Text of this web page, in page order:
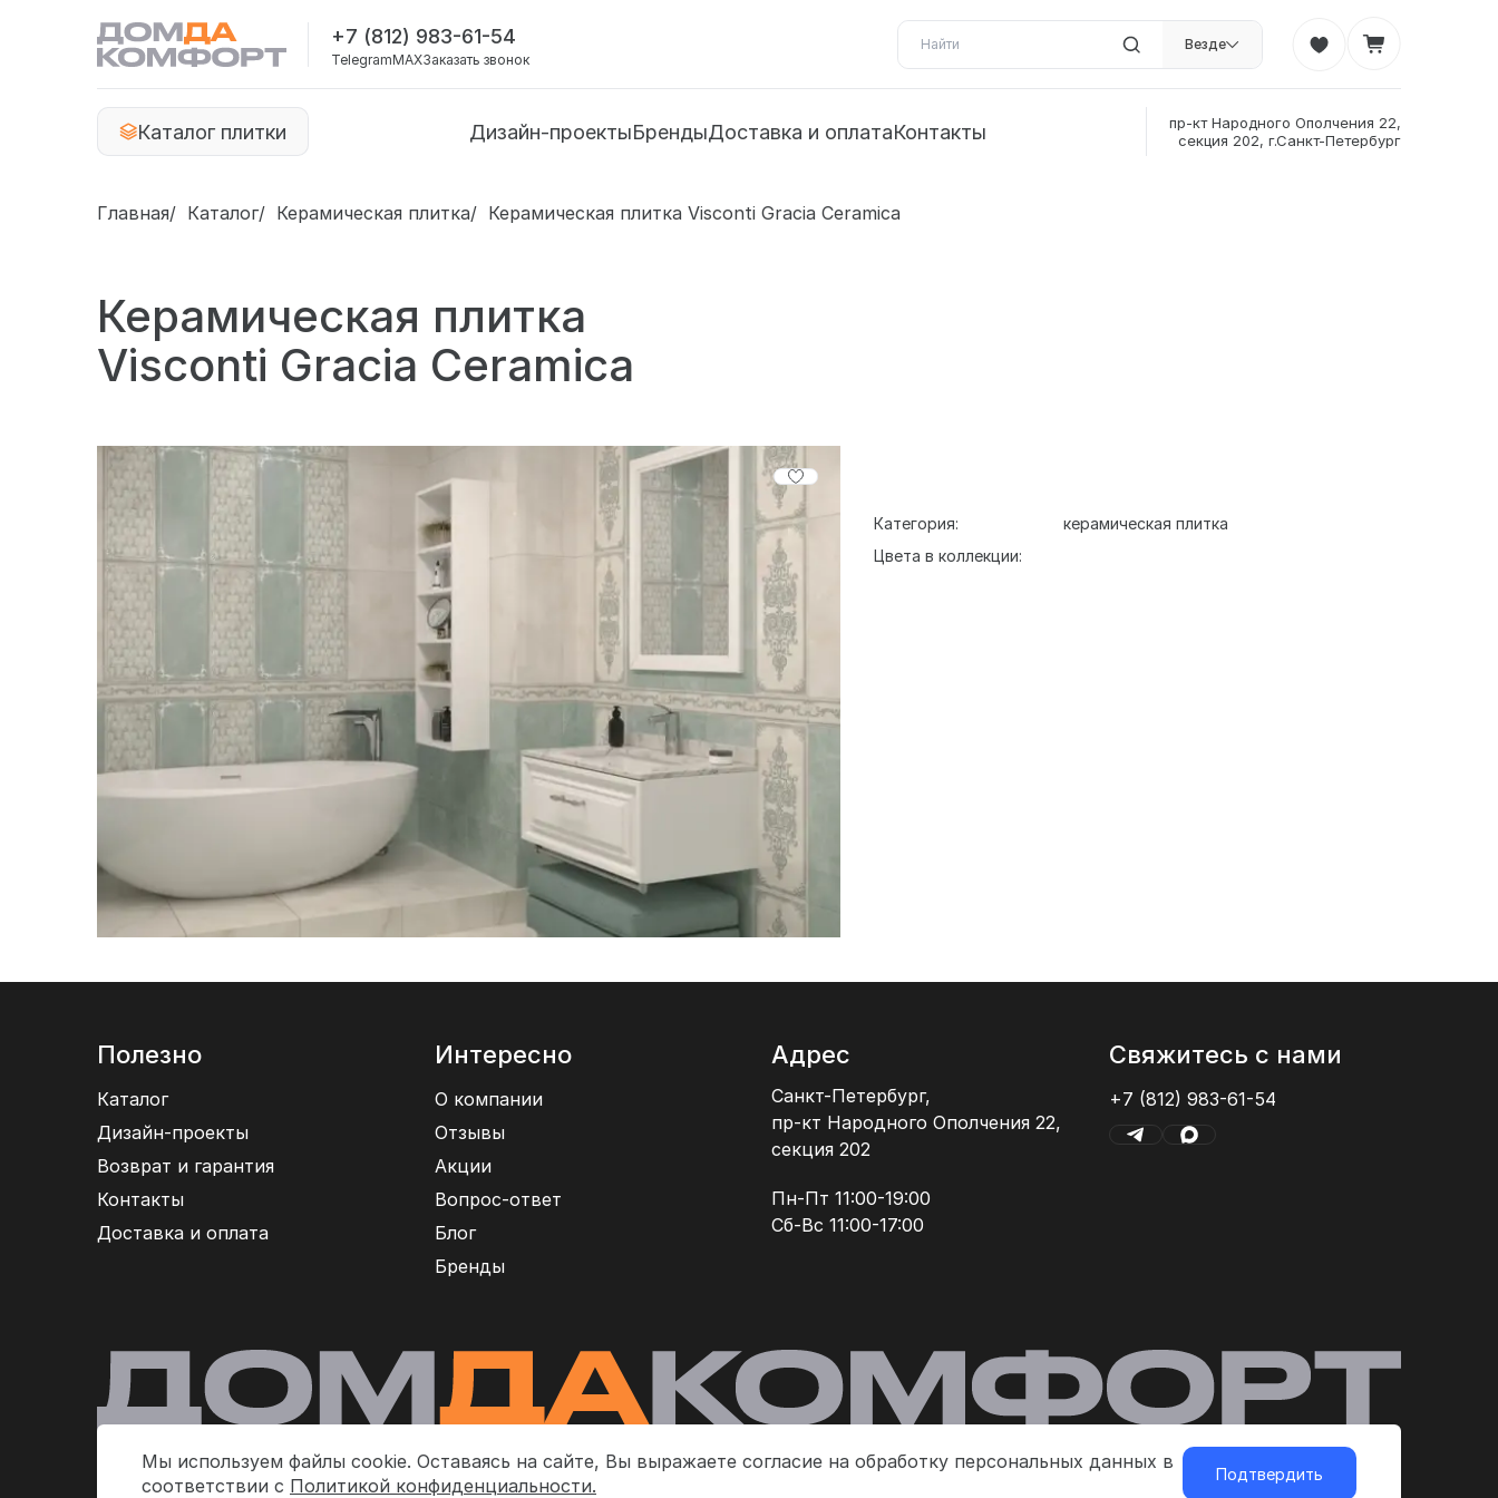
Мы используем файлы cookie. Оставаясь на сайте, Вы выражаете согласие на обработку персональных данных в
соответствии с Политикой конфиденциальности.
Подтвердить
+7 (812) 983-61-54
TelegramMAXЗаказать звонок
Везде
Каталог плитки Дизайн-проектыБрендыДоставка и оплатаКонтакты
пр-кт Народного Ополчения 22,
секция 202, г.Санкт-Петербург
Главная Каталог Керамическая плитка Керамическая плитка Visconti Gracia Ceramica
Керамическая плитка
Visconti Gracia Ceramica
Категория:
керамическая плитка
Цвета в коллекции:
Полезно
Каталог
Дизайн-проекты
Возврат и гарантия
Контакты
Доставка и оплата
Интересно
О компании
Отзывы
Акции
Вопрос-ответ
Блог
Бренды
Адрес
Санкт-Петербург,
пр-кт Народного Ополчения 22,
секция 202
Пн-Пт 11:00-19:00
Сб-Вс 11:00-17:00
Свяжитесь с нами
+7 (812) 983-61-54